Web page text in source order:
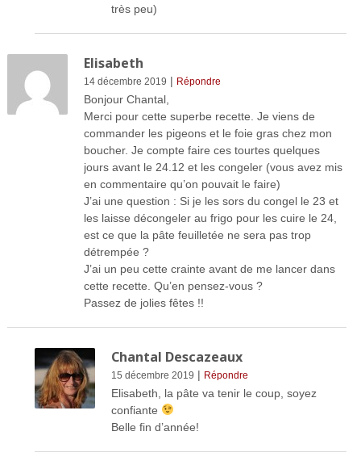
très peu)
Elisabeth
14 décembre 2019 | Répondre
Bonjour Chantal,
Merci pour cette superbe recette. Je viens de
commander les pigeons et le foie gras chez mon
boucher. Je compte faire ces tourtes quelques
jours avant le 24.12 et les congeler (vous avez mis
en commentaire qu’on pouvait le faire)
J’ai une question : Si je les sors du congel le 23 et
les laisse décongeler au frigo pour les cuire le 24,
est ce que la pâte feuilletée ne sera pas trop
détrempée ?
J’ai un peu cette crainte avant de me lancer dans
cette recette. Qu’en pensez-vous ?
Passez de jolies fêtes !!
Chantal Descazeaux
15 décembre 2019 | Répondre
Elisabeth, la pâte va tenir le coup, soyez
confiante
Belle fin d’année!